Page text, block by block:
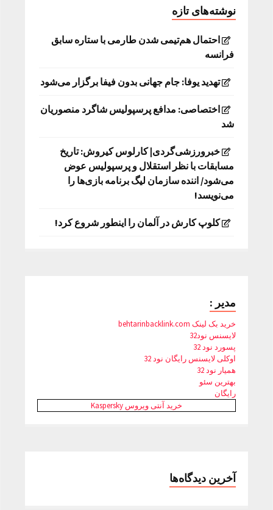
نوشته‌های تازه
احتمال هم‌تیمی شدن طارمی با ستاره سابق
فرانسه
تهدید یوفا: جام جهانی بدون فیفا برگزار می‌شود
اختصاصی: مدافع پرسپولیس شاگرد منصوریان
شد
خبرورزشی‌گردی| کارلوس کیروش: تاریخ
مسابقات با نظر استقلال و پرسپولیس عوض
می‌شود/ اننده سازمان لیگ برنامه بازی‌ها را
می‌نویسد!
کلوپ کارش در آلمان را اینطور شروع کرد!
مدیر :
خرید بک لینک behtarinbacklink.com
لایسنس نود32
پسورد نود 32
اوکلی لایسنس رایگان نود 32
همیار نود 32
بهترین سئو
رایگان
خرید آنتی ویروس Kaspersky
آخرین دیدگاه‌ها